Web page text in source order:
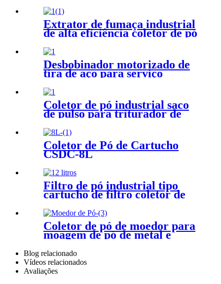
pó de soldagem
Extrator de fumaça industrial
de alta eficiência coletor de pó
pó de soldagem
Desbobinador motorizado de
tira de aço para serviço
Coletor de pó industrial saco
de pulso para triturador de
Coletor de Pó de Cartucho
CSDC-8L
Filtro de pó industrial tipo
cartucho de filtro coletor de
Coletor de pó de moedor para
moagem de pó de metal e
plataforma de remoção de pó
Blog relacionado
Vídeos relacionados
Avaliações